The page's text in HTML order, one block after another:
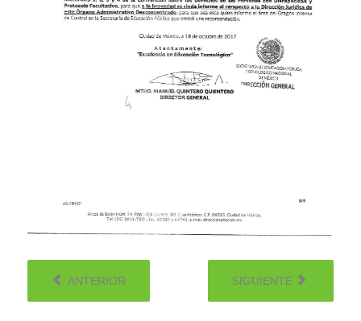
ANTERIOR SIGUIENTE